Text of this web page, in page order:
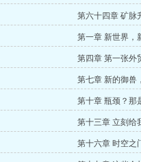
第六十四章 矿脉
第一章 新世界，
第四章 第一张外
第七章 新的御兽
第十章 瓶颈？那
第十三章 立刻给
第十六章 时空之